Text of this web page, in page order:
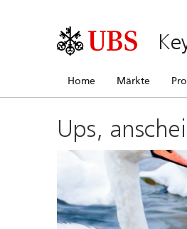
Home Märkte
Ups,